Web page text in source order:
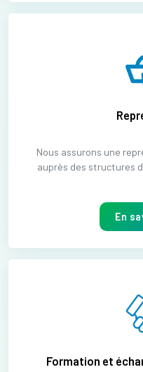
Nous assurons une
auprès des structures
En
Formation et